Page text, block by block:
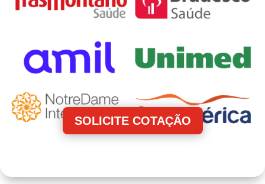
SOLICITE COTAÇÃO